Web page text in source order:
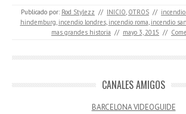
Publicado por: Rod Stylezz // INICIO, OTROS //
hindemburg, incendio londres, incendio roma, incendio
mas grandes historia // mayo 3, 2015 //
CANALES AMIGOS
BARCELONA VIDEOGUIDE